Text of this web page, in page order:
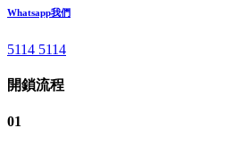
Whatsapp我們
5114 5114
開鎖流程
01